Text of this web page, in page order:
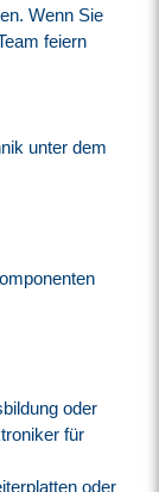
Wenn Sie
feiern
unter dem
oder
für
oder